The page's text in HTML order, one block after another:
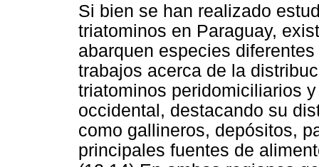
Si bien se han realizado
triatominos en Paraguay,
abarquen especies
trabajos acerca de la
triatominos peridomiciliarios
occidental, destacando su
como gallineros, depósitos,
principales fuentes de